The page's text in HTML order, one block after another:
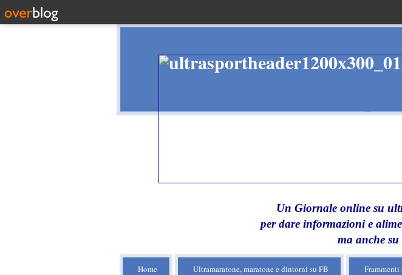
Un Giornale online su
per dare informazioni e
ma anche
Home Ultramaratone, maratone e dintorni su FB Frammenti